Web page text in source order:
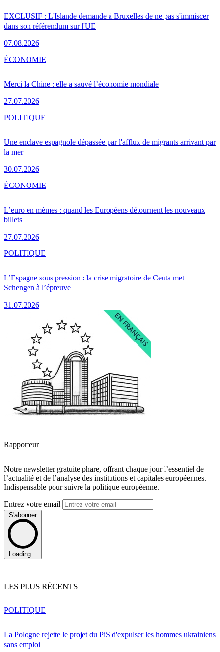
EXCLUSIF : L'Islande demande à Bruxelles de ne pas s'immiscer
dans son référendum sur l'UE
07.08.2026
Merci la Chine : elle a sauvé l’économie mondiale
27.07.2026
ÉCONOMIE
Une enclave espagnole dépassée par l'afflux de migrants arrivant par
la mer
30.07.2026
POLITIQUE
L’euro en mèmes : quand les Européens détournent les nouveaux
billets
27.07.2026
ÉCONOMIE
L’Espagne sous pression : la crise migratoire de Ceuta met
Schengen à l’épreuve
31.07.2026
POLITIQUE
Rapporteur
Notre newsletter gratuite phare, offrant chaque jour l’essentiel de
l’actualité et de l’analyse des institutions et capitales européennes.
Indispensable pour suivre la politique européenne.
Entrez votre email
S'abonner
Loading...
LES PLUS RÉCENTS
La Pologne rejette le projet du PiS d'expulser les hommes ukrainiens
sans emploi
POLITIQUE